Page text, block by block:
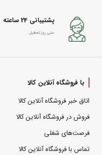
پشتیبانی 24 ساعته
حتی روز تعطیل
با فروشگاه آنلاین کالا
اتاق خبر فروشگاه آنلاین کالا
فروش در فروشگاه آنلاین کالا
فرصت‌های شغلی
تماس با فروشگاه آنلاین کالا